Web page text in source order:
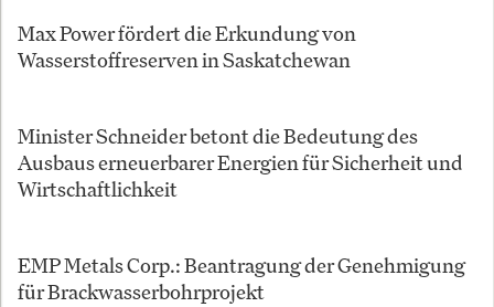
Max Power fördert die Erkundung von
Wasserstoffreserven in Saskatchewan
Minister Schneider betont die Bedeutung des
Ausbaus erneuerbarer Energien für Sicherheit und
Wirtschaftlichkeit
EMP Metals Corp.: Beantragung der Genehmigung
für Brackwasserbohrprojekt